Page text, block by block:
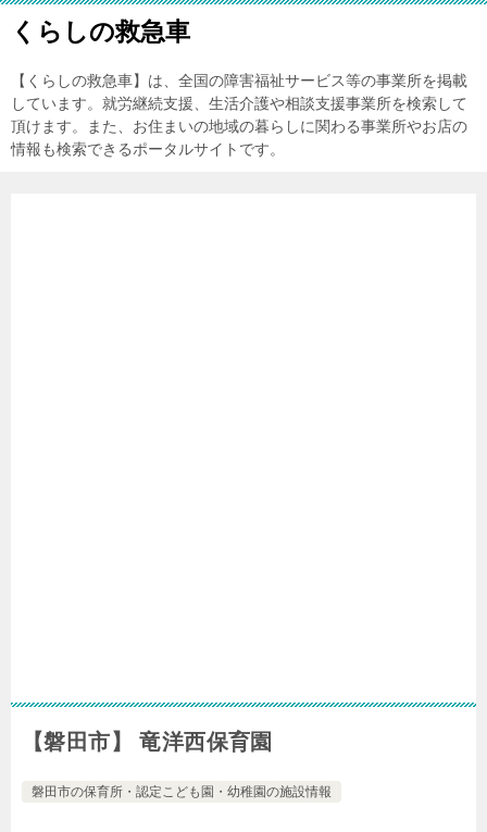
くらしの救急車
【くらしの救急車】は、全国の障害福祉サービス等の事業所を掲載
しています。就労継続支援、生活介護や相談支援事業所を検索して
頂けます。また、お住まいの地域の暮らしに関わる事業所やお店の
情報も検索できるポータルサイトです。
【磐田市】 竜洋西保育園
磐田市の保育所・認定こども園・幼稚園の施設情報